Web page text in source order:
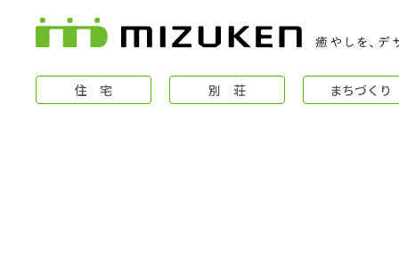
住 宅 別 荘 まちづくり